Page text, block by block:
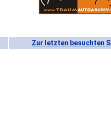
Zur letzten besuchten